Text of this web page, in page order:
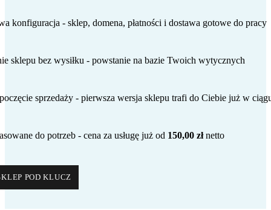
konfiguracja - sklep, domena, płatności i dostawa gotowe do pracy
sklepu bez wysiłku - powstanie na bazie Twoich wytycznych
sprzedaży - pierwsza wersja sklepu trafi do Ciebie już w
do potrzeb - cena za usługę już od 150,00 zł netto
POD KLUCZ